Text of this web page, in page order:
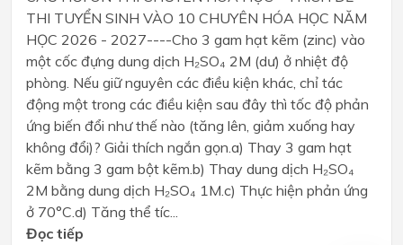
THI TUYỂN SINH VÀO 10 CHUYÊN HÓA HỌC NĂM
HỌC 2026 - 2027----Cho 3 gam hạt kẽm (zinc) vào
một cốc đựng dung dịch H₂SO₄ 2M (dư) ở nhiệt độ
phòng. Nếu giữ nguyên các điều kiện khác, chỉ tác
động một trong các điều kiện sau đây thì tốc độ phản
ứng biến đổi như thế nào (tăng lên, giảm xuống hay
không đổi)? Giải thích ngắn gọn.a) Thay 3 gam hạt
kẽm bằng 3 gam bột kẽm.b) Thay dung dịch H₂SO₄
2M bằng dung dịch H₂SO₄ 1M.c) Thực hiện phản ứng
ở 70°C.d) Tăng thể tíc...
Đọc tiếp